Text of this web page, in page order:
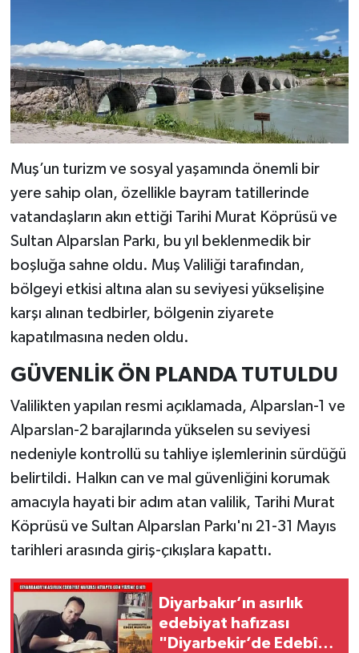
Muş’un turizm ve sosyal yaşamında önemli bir
yere sahip olan, özellikle bayram tatillerinde
vatandaşların akın ettiği Tarihi Murat Köprüsü ve
Sultan Alparslan Parkı, bu yıl beklenmedik bir
boşluğa sahne oldu. Muş Valiliği tarafından,
bölgeyi etkisi altına alan su seviyesi yükselişine
karşı alınan tedbirler, bölgenin ziyarete
kapatılmasına neden oldu.
GÜVENLİK ÖN PLANDA TUTULDU
Valilikten yapılan resmi açıklamada, Alparslan-1 ve
Alparslan-2 barajlarında yükselen su seviyesi
nedeniyle kontrollü su tahliye işlemlerinin sürdüğü
belirtildi. Halkın can ve mal güvenliğini korumak
amacıyla hayati bir adım atan valilik, Tarihi Murat
Köprüsü ve Sultan Alparslan Parkı'nı 21-31 Mayıs
tarihleri arasında giriş-çıkışlara kapattı.
Diyarbakır’ın asırlık
edebiyat hafızası
"Diyarbekir’de Edebî